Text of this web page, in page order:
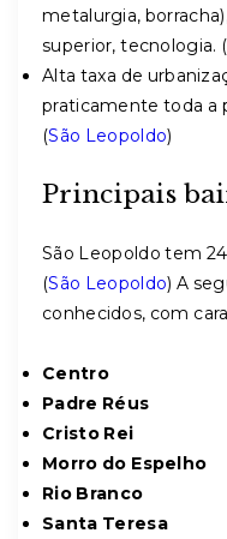
metalurgia,
superior, tecnologia. (
Alta taxa de
praticamente toda a
(São Leopoldo)
Principais
São Leopoldo tem
(São Leopoldo) A
conhecidos, com
Centro
Padre Réus
Cristo Rei
Morro do Espelho
Rio Branco
Santa Teresa